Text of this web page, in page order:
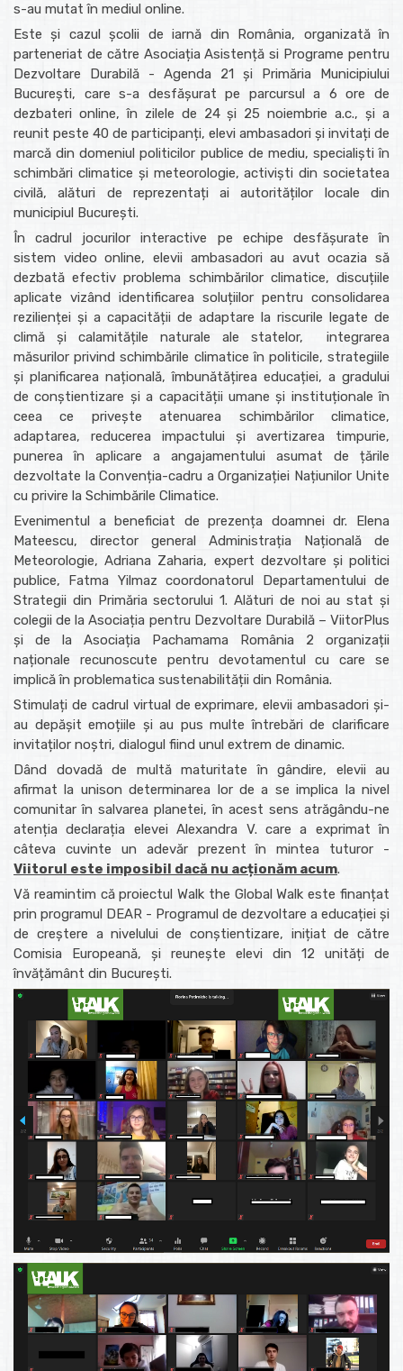
s-au mutat în mediul online.
Este și cazul școlii de iarnă din România, organizată în
parteneriat de către Asociația Asistență si Programe pentru
Dezvoltare Durabilă - Agenda 21 și Primăria Municipiului
București, care s-a desfășurat pe parcursul a 6 ore de
dezbateri online, în zilele de 24 și 25 noiembrie a.c., și a
reunit peste 40 de participanți, elevi ambasadori și invitați de
marcă din domeniul politicilor publice de mediu, specialiști în
schimbări climatice și meteorologie, activiști din societatea
civilă, alături de reprezentați ai autorităților locale din
municipiul București.
În cadrul jocurilor interactive pe echipe desfășurate în
sistem video online, elevii ambasadori au avut ocazia să
dezbată efectiv problema schimbărilor climatice, discuțiile
aplicate vizând identificarea soluțiilor pentru consolidarea
rezilienței și a capacității de adaptare la riscurile legate de
climă și calamitățile naturale ale statelor, integrarea
măsurilor privind schimbările climatice în politicile, strategiile
și planificarea națională, îmbunătățirea educației, a gradului
de conștientizare și a capacității umane și instituționale în
ceea ce privește atenuarea schimbărilor climatice,
adaptarea, reducerea impactului și avertizarea timpurie,
punerea în aplicare a angajamentului asumat de țările
dezvoltate la Convenția-cadru a Organizației Națiunilor Unite
cu privire la Schimbările Climatice.
Evenimentul a beneficiat de prezența doamnei dr. Elena
Mateescu, director general Administrația Națională de
Meteorologie, Adriana Zaharia, expert dezvoltare și politici
publice, Fatma Yilmaz coordonatorul Departamentului de
Strategii din Primăria sectorului 1. Alături de noi au stat și
colegii de la Asociația pentru Dezvoltare Durabilă – ViitorPlus
și de la Asociația Pachamama România 2 organizații
naționale recunoscute pentru devotamentul cu care se
implică în problematica sustenabilității din România.
Stimulați de cadrul virtual de exprimare, elevii ambasadori și-
au depășit emoțiile și au pus multe întrebări de clarificare
invitaților noștri, dialogul fiind unul extrem de dinamic.
Dând dovadă de multă maturitate în gândire, elevii au
afirmat la unison determinarea lor de a se implica la nivel
comunitar în salvarea planetei, în acest sens atrăgându-ne
atenția declarația elevei Alexandra V. care a exprimat în
câteva cuvinte un adevăr prezent în mintea tuturor -
Viitorul este imposibil dacă nu acționăm acum.
Vă reamintim că proiectul Walk the Global Walk este finanțat
prin programul DEAR - Programul de dezvoltare a educației și
de creștere a nivelului de conștientizare, inițiat de către
Comisia Europeană, și reunește elevi din 12 unități de
învățământ din București.